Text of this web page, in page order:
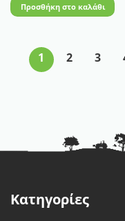
Προσθήκη στο καλάθι
1 2 3
Κατηγορίες